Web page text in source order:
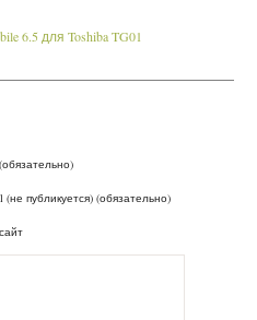
6.5 для Toshiba TG01
(не публикуется) (обязательно)